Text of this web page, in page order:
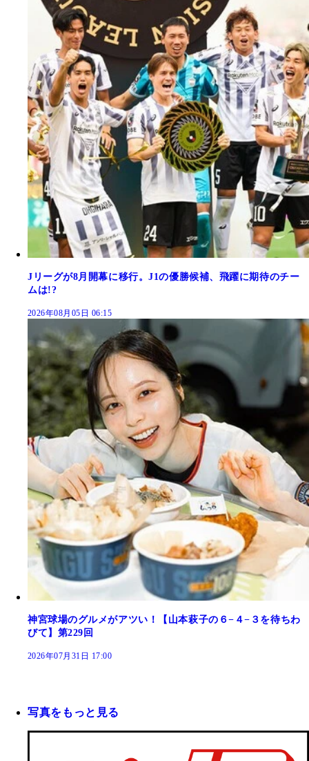
Jリーグが8月開幕に移行。J1の優勝候補、飛躍に期待のチー
ムは!?
2026年08月05日 06:15
神宮球場のグルメがアツい！【山本萩子の６−４−３を待ちわ
びて】第229回
2026年07月31日 17:00
写真をもっと見る